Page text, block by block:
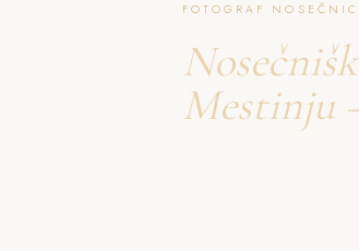
FOTOGRAF
Mestinju
o